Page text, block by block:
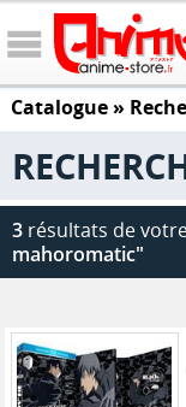
Catalogue»
3 résultats de
mahoromatic"